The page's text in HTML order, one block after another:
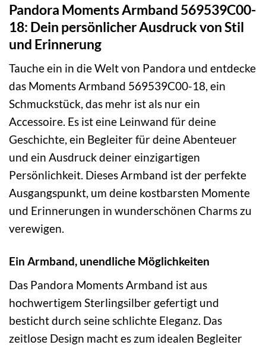
Pandora Moments Armband 569539C00-
18: Dein persönlicher Ausdruck von Stil
und Erinnerung
Tauche ein in die Welt von Pandora und entdecke
das Moments Armband 569539C00-18, ein
Schmuckstück, das mehr ist als nur ein
Accessoire. Es ist eine Leinwand für deine
Geschichte, ein Begleiter für deine Abenteuer
und ein Ausdruck deiner einzigartigen
Persönlichkeit. Dieses Armband ist der perfekte
Ausgangspunkt, um deine kostbarsten Momente
und Erinnerungen in wunderschönen Charms zu
verewigen.
Ein Armband, unendliche Möglichkeiten
Das Pandora Moments Armband ist aus
hochwertigem Sterlingsilber gefertigt und
besticht durch seine schlichte Eleganz. Das
zeitlose Design macht es zum idealen Begleiter